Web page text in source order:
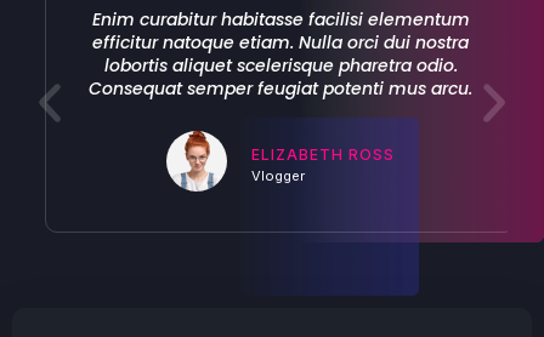
Enim curabitur habitasse facilisi elementum
efficitur natoque etiam. Nulla orci dui nostra
lobortis aliquet scelerisque pharetra odio.
Consequat semper feugiat potenti mus arcu.
ELIZABETH ROSS
Vlogger